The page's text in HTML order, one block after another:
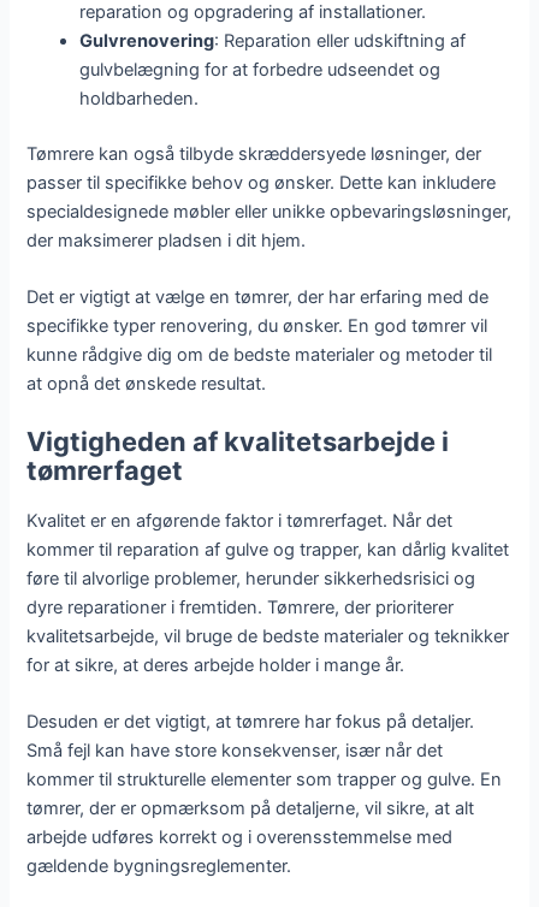
reparation og opgradering af installationer.
Gulvrenovering: Reparation eller udskiftning af
gulvbelægning for at forbedre udseendet og
holdbarheden.
Tømrere kan også tilbyde skræddersyede løsninger, der
passer til specifikke behov og ønsker. Dette kan inkludere
specialdesignede møbler eller unikke opbevaringsløsninger,
der maksimerer pladsen i dit hjem.
Det er vigtigt at vælge en tømrer, der har erfaring med de
specifikke typer renovering, du ønsker. En god tømrer vil
kunne rådgive dig om de bedste materialer og metoder til
at opnå det ønskede resultat.
Vigtigheden af kvalitetsarbejde i
tømrerfaget
Kvalitet er en afgørende faktor i tømrerfaget. Når det
kommer til reparation af gulve og trapper, kan dårlig kvalitet
føre til alvorlige problemer, herunder sikkerhedsrisici og
dyre reparationer i fremtiden. Tømrere, der prioriterer
kvalitetsarbejde, vil bruge de bedste materialer og teknikker
for at sikre, at deres arbejde holder i mange år.
Desuden er det vigtigt, at tømrere har fokus på detaljer.
Små fejl kan have store konsekvenser, især når det
kommer til strukturelle elementer som trapper og gulve. En
tømrer, der er opmærksom på detaljerne, vil sikre, at alt
arbejde udføres korrekt og i overensstemmelse med
gældende bygningsreglementer.